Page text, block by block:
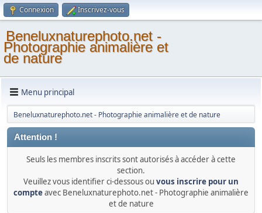
Connexion Inscrivez-vous
Beneluxnaturephoto.net -
Photographie animalière et
de nature
Menu principal
Beneluxnaturephoto.net - Photographie animalière et de nature
Attention !
Seuls les membres inscrits sont autorisés à accéder à cette
section.
Veuillez vous identifier ci-dessous ou vous inscrire pour un
compteavec Beneluxnaturephoto.net - Photographie animalière
et de nature